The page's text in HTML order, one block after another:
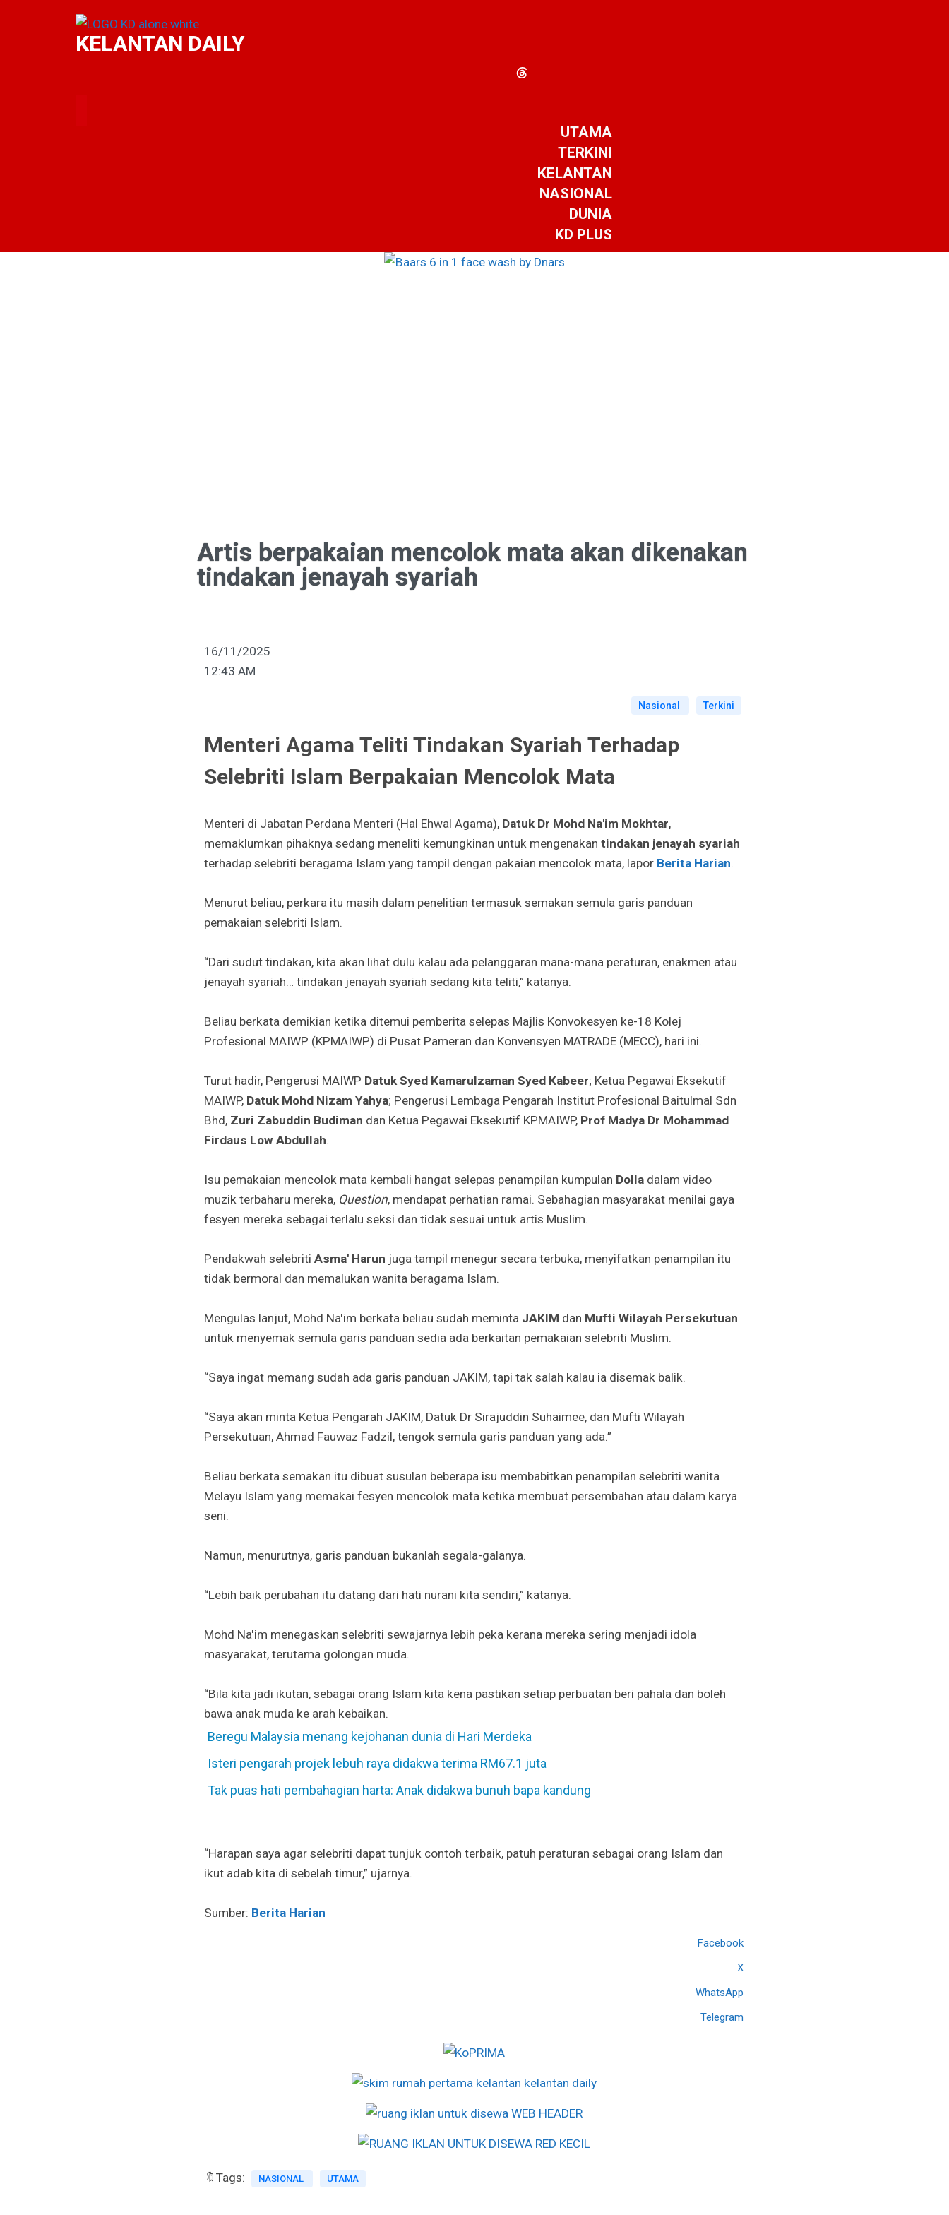
KELANTAN DAILY
UTAMA
TERKINI
KELANTAN
NASIONAL
DUNIA
KD PLUS
Artis berpakaian mencolok mata akan dikenakan
tindakan jenayah syariah
16/11/2025
12:43 AM
Nasional Terkini
Menteri Agama Teliti Tindakan Syariah Terhadap
Selebriti Islam Berpakaian Mencolok Mata
Menteri di Jabatan Perdana Menteri (Hal Ehwal Agama), Datuk Dr Mohd Na'im Mokhtar,
memaklumkan pihaknya sedang meneliti kemungkinan untuk mengenakan tindakan jenayah syariah
terhadap selebriti beragama Islam yang tampil dengan pakaian mencolok mata, lapor Berita Harian.
Menurut beliau, perkara itu masih dalam penelitian termasuk semakan semula garis panduan
pemakaian selebriti Islam.
“Dari sudut tindakan, kita akan lihat dulu kalau ada pelanggaran mana-mana peraturan, enakmen atau
jenayah syariah… tindakan jenayah syariah sedang kita teliti,” katanya.
Beliau berkata demikian ketika ditemui pemberita selepas Majlis Konvokesyen ke-18 Kolej
Profesional MAIWP (KPMAIWP) di Pusat Pameran dan Konvensyen MATRADE (MECC), hari ini.
Turut hadir, Pengerusi MAIWP Datuk Syed Kamarulzaman Syed Kabeer; Ketua Pegawai Eksekutif
MAIWP, Datuk Mohd Nizam Yahya; Pengerusi Lembaga Pengarah Institut Profesional Baitulmal Sdn
Bhd, Zuri Zabuddin Budiman dan Ketua Pegawai Eksekutif KPMAIWP, Prof Madya Dr Mohammad
Firdaus Low Abdullah.
Isu pemakaian mencolok mata kembali hangat selepas penampilan kumpulan Dolladalam video
muzik terbaharu mereka, Question, mendapat perhatian ramai. Sebahagian masyarakat menilai gaya
fesyen mereka sebagai terlalu seksi dan tidak sesuai untuk artis Muslim.
Pendakwah selebriti Asma' Harun juga tampil menegur secara terbuka, menyifatkan penampilan itu
tidak bermoral dan memalukan wanita beragama Islam.
Mengulas lanjut, Mohd Na'im berkata beliau sudah meminta JAKIM dan Mufti Wilayah Persekutuan
untuk menyemak semula garis panduan sedia ada berkaitan pemakaian selebriti Muslim.
“Saya ingat memang sudah ada garis panduan JAKIM, tapi tak salah kalau ia disemak balik.
“Saya akan minta Ketua Pengarah JAKIM, Datuk Dr Sirajuddin Suhaimee, dan Mufti Wilayah
Persekutuan, Ahmad Fauwaz Fadzil, tengok semula garis panduan yang ada.”
Beliau berkata semakan itu dibuat susulan beberapa isu membabitkan penampilan selebriti wanita
Melayu Islam yang memakai fesyen mencolok mata ketika membuat persembahan atau dalam karya
seni.
Namun, menurutnya, garis panduan bukanlah segala-galanya.
“Lebih baik perubahan itu datang dari hati nurani kita sendiri,” katanya.
Mohd Na'im menegaskan selebriti sewajarnya lebih peka kerana mereka sering menjadi idola
masyarakat, terutama golongan muda.
“Bila kita jadi ikutan, sebagai orang Islam kita kena pastikan setiap perbuatan beri pahala dan boleh
bawa anak muda ke arah kebaikan.
Beregu Malaysia menang kejohanan dunia di Hari Merdeka
Isteri pengarah projek lebuh raya didakwa terima RM67.1 juta
Tak puas hati pembahagian harta: Anak didakwa bunuh bapa kandung
“Harapan saya agar selebriti dapat tunjuk contoh terbaik, patuh peraturan sebagai orang Islam dan
ikut adab kita di sebelah timur,” ujarnya.
Sumber: Berita Harian
Facebook
X
WhatsApp
Telegram
🔖Tags: NASIONAL UTAMA